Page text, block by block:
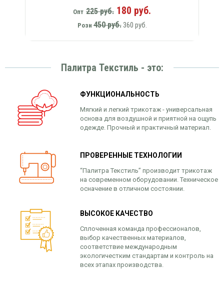
Опт 225 руб. 180 руб.
Розн 450 руб.360 руб.
Палитра Текстиль - это:
ФУНКЦИОНАЛЬНОСТЬ
Мягкий и легкий трикотаж - универсальная
основа для воздушной и приятной на ощупь
одежде. Прочный и практичный материал.
ПРОВЕРЕННЫЕ ТЕХНОЛОГИИ
“Палитра Текстиль” производит трикотаж
на современном оборудовании. Техническое
осначение в отличном состоянии.
ВЫСОКОЕ КАЧЕСТВО
Сплоченная команда профессионалов,
выбор качественных материалов,
соответствие международным
экологичестким стандартам и контроль на
всех этапах производства.